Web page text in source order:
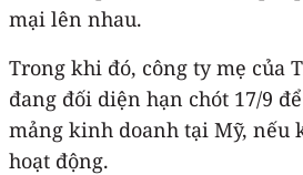
mại lên nhau.
Trong khi đó, công ty mẹ của
đang đối diện hạn chót 17/9
mảng kinh doanh tại Mỹ, nếu
hoạt động.